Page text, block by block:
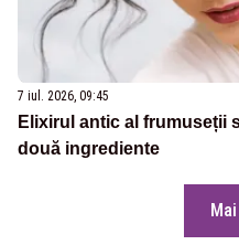
7 iul. 2026, 09:45
Elixirul antic al frumuseții
două ingrediente